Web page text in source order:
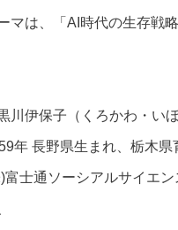
マは、「AI時代の生存戦略
川伊保子（くろかわ・いほ
年 長野県生まれ、栃木
富士通ソーシアルサイエ